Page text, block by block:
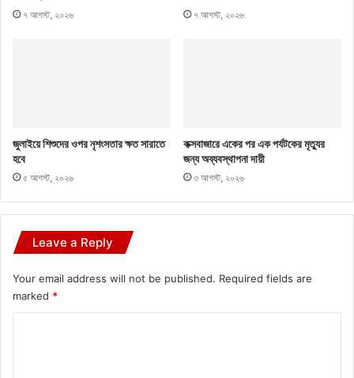
৭ আগস্ট, ২০২৬ ৭ আগস্ট, ২০২৬
জুলাইয়ে শিশুদের ওপর নৃশংসতার ক্ষত সারাতে
হবে
৫ আগস্ট, ২০২৬
কক্সবাজারে একের পর এক পর্যটকের মৃত্যুর
জন্য অব্যবস্থাপনা দায়ী
৩ আগস্ট, ২০২৬
Leave a Reply
Your email address will not be published. Required fields are
marked *